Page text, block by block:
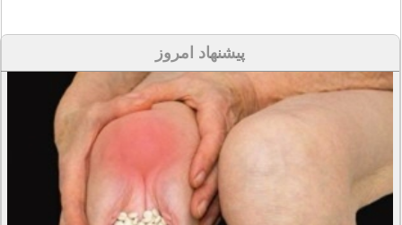
پیشنهاد امروز